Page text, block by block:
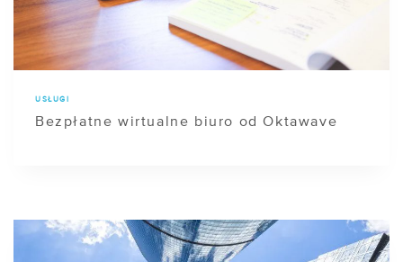
USŁUGI
Bezpłatne wirtualne biuro od Oktawave